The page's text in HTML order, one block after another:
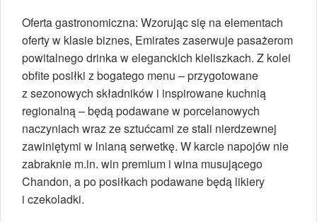
Oferta gastronomiczna: Wzorując się na elementach
oferty w klasie biznes, Emirates zaserwuje pasażerom
powitalnego drinka w eleganckich kieliszkach. Z kolei
obfite posiłki z bogatego menu – przygotowane
z sezonowych składników i inspirowane kuchnią
regionalną – będą podawane w porcelanowych
naczyniach wraz ze sztućcami ze stali nierdzewnej
zawiniętymi w lnianą serwetkę. W karcie napojów nie
zabraknie m.in. win premium i wina musującego
Chandon, a po posiłkach podawane będą likiery
i czekoladki.